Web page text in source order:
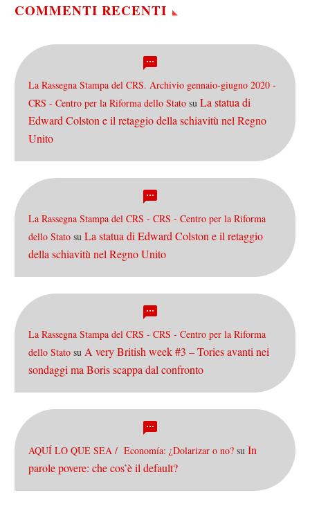
all’evento. La…
COMMENTI RECENTI
La Rassegna Stampa del CRS. Archivio gennaio-giugno 2020 -
CRS - Centro per la Riforma dello Stato su La statua di
Edward Colston e il retaggio della schiavitù nel Regno
Unito
La Rassegna Stampa del CRS - CRS - Centro per la Riforma
dello Stato su La statua di Edward Colston e il retaggio
della schiavitù nel Regno Unito
La Rassegna Stampa del CRS - CRS - Centro per la Riforma
dello Stato su A very British week #3 – Tories avanti nei
sondaggi ma Boris scappa dal confronto
AQUÍ LO QUE SEA / Economía: ¿Dolarizar o no? su In
parole povere: che cos’è il default?